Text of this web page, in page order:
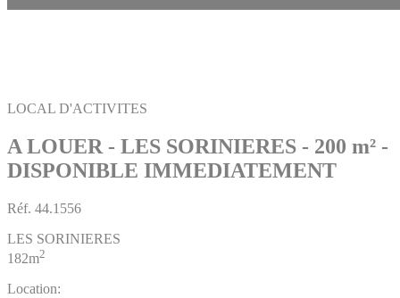
LOCAL D'ACTIVITES
A LOUER - LES SORINIERES - 200 m² -
DISPONIBLE IMMEDIATEMENT
Réf. 44.1556
LES SORINIERES
182m2
Location: